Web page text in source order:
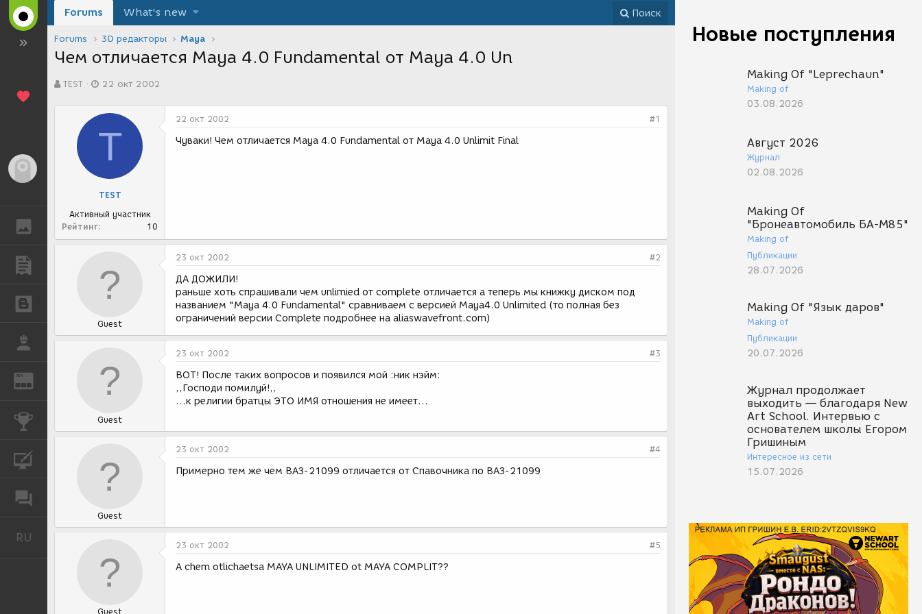
ГАЛЕРЕЯ
REN
КОНКУРСЫ
RU
Новые поступления
Making Of "Leprechaun"
Making of
03.08.2026
Август 2026
Журнал
02.08.2026
Making Of
"Бронеавтомобиль БА-М85"
Making of
Публикации
28.07.2026
Making Of "Язык даров"
Making of
Публикации
20.07.2026
Журнал продолжает
выходить — благодаря New
Art School. Интервью с
основателем школы Егором
Гришиным
Интересное из сети
15.07.2026
Forums What's new Поиск
Forums 3D редакторы Maya
Чем отличается Maya 4.0 Fundamental от Maya 4.0 Un
в
TEST
а
а
о
и
я
22 окт 2002
T
TEST
Активный участник
Рейтинг
10
22 окт 2002 #1
Чуваки! Чем отличается Maya 4.0 Fundamental от Maya 4.0 Unlimit Final
Guest
23 окт 2002 #2
ДА ДОЖИЛИ!
раньше хоть спрашивали чем unlimied от complete отличается а теперь мы книжку диском под
названием "Maya 4.0 Fundamental" сравниваем с версией Maya4.0 Unlimited (то полная без
ограничений версии Complete подробнее на aliaswavefront.com)
Guest
23 окт 2002 #3
ВОТ! После таких вопросов и появился мой :ник нэйм:
,,Господи помилуй!,,
...к религии братцы ЭТО ИМЯ отношения не имеет...
Guest
23 окт 2002 #4
Примерно тем же чем ВАЗ-21099 отличается от Спавочника по ВАЗ-21099
Guest
23 окт 2002 #5
A chem otlichaetsa MAYA UNLIMITED ot MAYA COMPLIT??